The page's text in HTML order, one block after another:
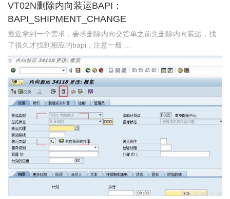
VT02N删除内向装运BAPI：
BAPI_SHIPMENT_CHANGE
最近拿到一个需求，要求删除内向交货单之前先删除内向装运，找
了很久才找到相应的bapi，注意一般 ...